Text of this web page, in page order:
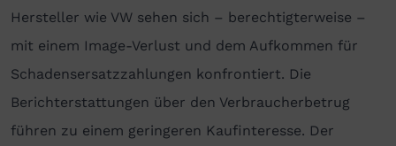
Hersteller wie VW sehen sich – berechtigterweise –
mit einem Image-Verlust und dem Aufkommen für
Schadensersatzzahlungen konfrontiert. Die
Berichterstattungen über den Verbraucherbetrug
führen zu einem geringeren Kaufinteresse. Der